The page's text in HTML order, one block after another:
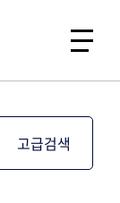
고급검색